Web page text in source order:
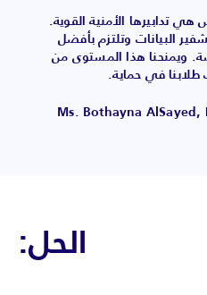
تدابيرها الأمنية القوية.
البيانات وتلتزم بأفضل
ويمنحنا هذا المستوى من
طلابنا في حماية.
Ms. Bothayna AlSayed,
الحل: